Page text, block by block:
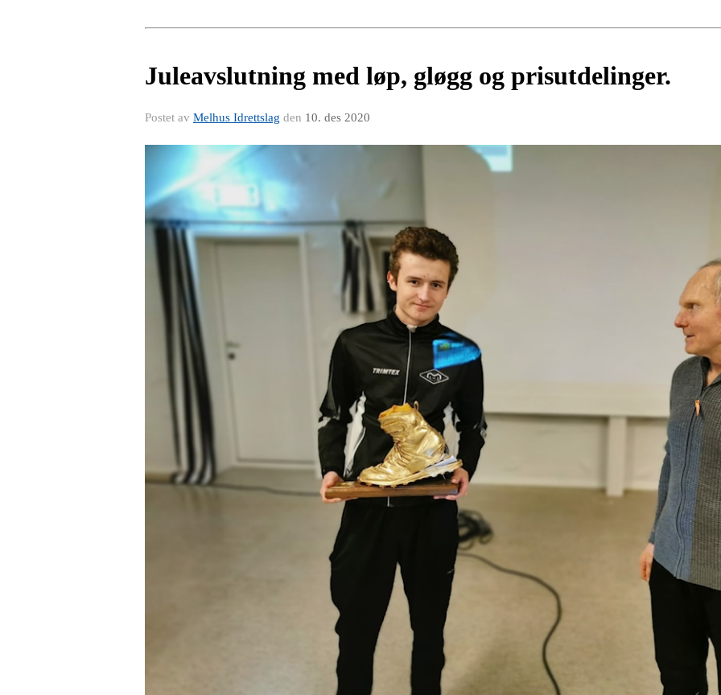
Juleavslutning med løp, gløgg og prisutdelinger.
Postet av Melhus Idrettslag den 10. des 2020